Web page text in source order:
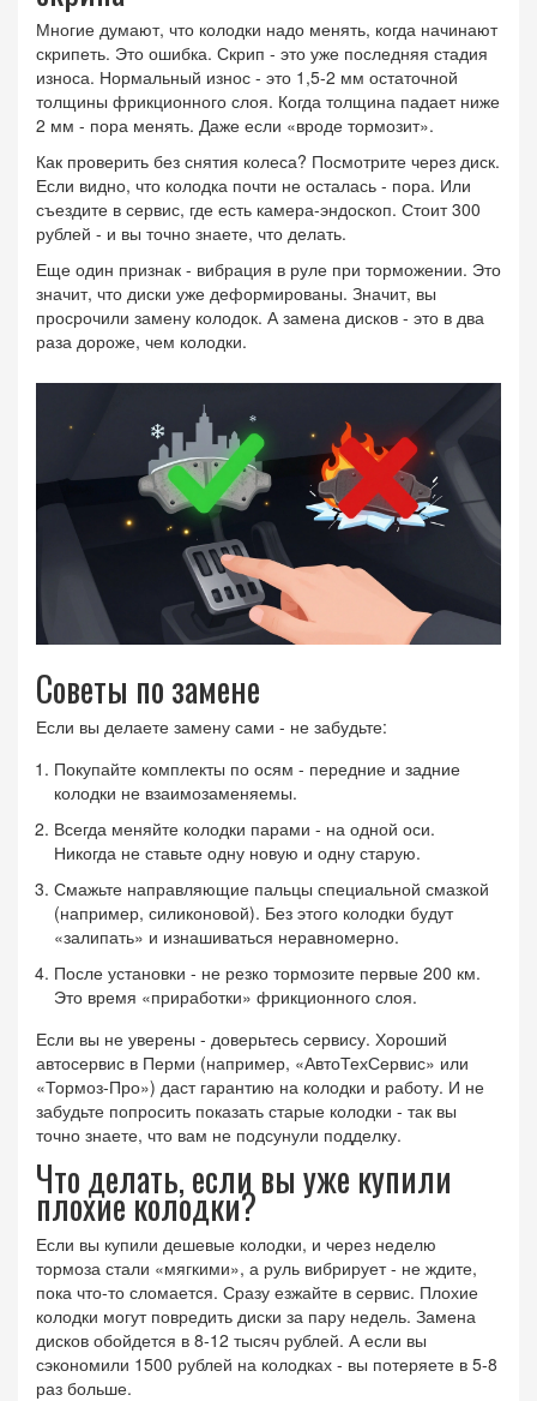
Многие думают, что колодки надо менять, когда начинают
скрипеть. Это ошибка. Скрип - это уже последняя стадия
износа. Нормальный износ - это 1,5-2 мм остаточной
толщины фрикционного слоя. Когда толщина падает ниже
2 мм - пора менять. Даже если «вроде тормозит».
Как проверить без снятия колеса? Посмотрите через диск.
Если видно, что колодка почти не осталась - пора. Или
съездите в сервис, где есть камера-эндоскоп. Стоит 300
рублей - и вы точно знаете, что делать.
Еще один признак - вибрация в руле при торможении. Это
значит, что диски уже деформированы. Значит, вы
просрочили замену колодок. А замена дисков - это в два
раза дороже, чем колодки.
Советы по замене
Если вы делаете замену сами - не забудьте:
Покупайте комплекты по осям - передние и задние
колодки не взаимозаменяемы.
Всегда меняйте колодки парами - на одной оси.
Никогда не ставьте одну новую и одну старую.
Смажьте направляющие пальцы специальной смазкой
(например, силиконовой). Без этого колодки будут
«залипать» и изнашиваться неравномерно.
После установки - не резко тормозите первые 200 км.
Это время «приработки» фрикционного слоя.
Если вы не уверены - доверьтесь сервису. Хороший
автосервис в Перми (например, «АвтоТехСервис» или
«Тормоз-Про») даст гарантию на колодки и работу. И не
забудьте попросить показать старые колодки - так вы
точно знаете, что вам не подсунули подделку.
Что делать, если вы уже купили
плохие колодки?
Если вы купили дешевые колодки, и через неделю
тормоза стали «мягкими», а руль вибрирует - не ждите,
пока что-то сломается. Сразу езжайте в сервис. Плохие
колодки могут повредить диски за пару недель. Замена
дисков обойдется в 8-12 тысяч рублей. А если вы
сэкономили 1500 рублей на колодках - вы потеряете в 5-8
раз больше.